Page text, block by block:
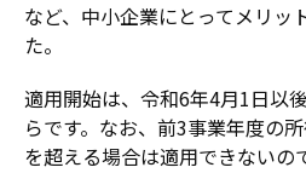
など、中小企業にとってメリッ
た。
適用開始は、令和6年4月1日以
らです。なお、前3事業年度の
を超える場合は適用できないの